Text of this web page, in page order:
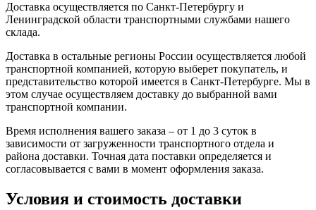
Доставка осуществляется по Санкт-Петербургу и
Ленинградской области транспортными службами нашего
склада.
Доставка в остальные регионы России осуществляется любой
транспортной компанией, которую выберет покупатель, и
представительство которой имеется в Санкт-Петербурге. Мы в
этом случае осуществляем доставку до выбранной вами
транспортной компании.
Время исполнения вашего заказа – от 1 до 3 суток в
зависимости от загруженности транспортного отдела и
района доставки. Точная дата поставки определяется и
согласовывается с вами в момент оформления заказа.
Условия и стоимость доставки